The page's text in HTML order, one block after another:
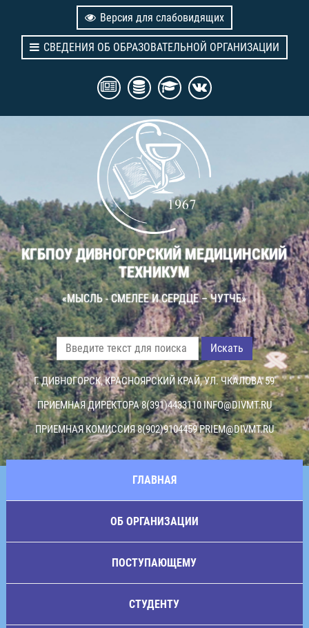
Версия для слабовидящих
СВЕДЕНИЯ ОБ ОБРАЗОВАТЕЛЬНОЙ ОРГАНИЗАЦИИ
КГБПОУ ДИВНОГОРСКИЙ МЕДИЦИНСКИЙ
ТЕХНИКУМ
«МЫСЛЬ - СМЕЛЕЕ И СЕРДЦЕ – ЧУТЧЕ»
Искать
Г. ДИВНОГОРСК, КРАСНОЯРСКИЙ КРАЙ, УЛ. ЧКАЛОВА 59
ПРИЕМНАЯ ДИРЕКТОРА 8(391)4433110INFO@DIVMT.RU
ПРИЕМНАЯ КОМИССИЯ 8(902)9104459PRIEM@DIVMT.RU
ГЛАВНАЯ
ОБ ОРГАНИЗАЦИИ
ПОСТУПАЮЩЕМУ
СТУДЕНТУ